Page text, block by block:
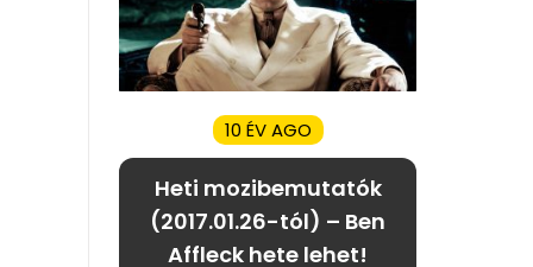
10 ÉV AGO
Heti mozibemutatók
(2017.01.26-tól) – Ben
Affleck hete lehet!